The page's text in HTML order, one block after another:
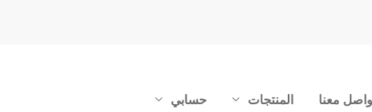
معنا المنتجات حسابي